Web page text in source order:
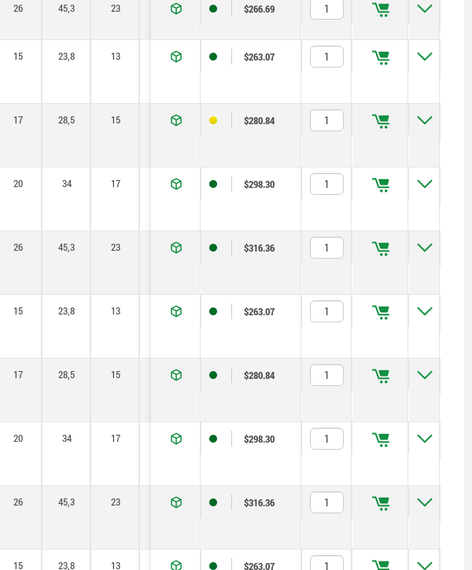
26 45,3 23 16 2,3 90
$266.69
15 23,8 13 8 1 7
$263.07
17 28,5 15 10 1,3 15
$280.84
20 34 17 12 1,8 20
$298.30
26 45,3 23 16 2,3 90
$316.36
15 23,8 13 8 1 7
$263.07
17 28,5 15 10 1,3 15
$280.84
20 34 17 12 1,8 20
$298.30
26 45,3 23 16 2,3 90
$316.36
15 23,8 13 8 1 7
$263.07